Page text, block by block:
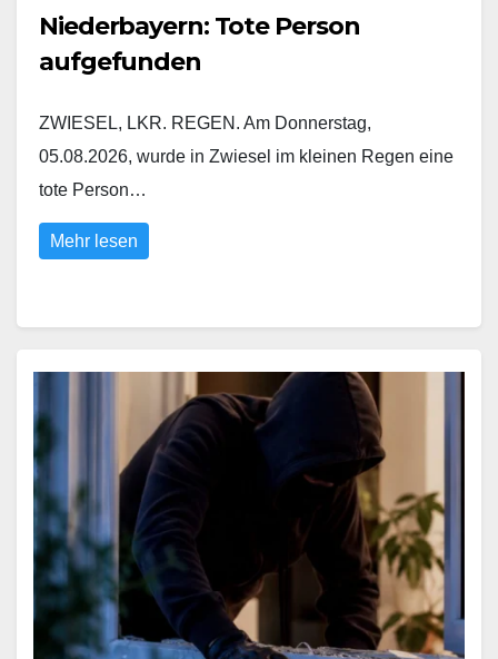
Niederbayern: Tote Person
aufgefunden
ZWIESEL, LKR. REGEN. Am Donnerstag,
05.08.2026, wurde in Zwiesel im kleinen Regen eine
tote Person…
Mehr lesen